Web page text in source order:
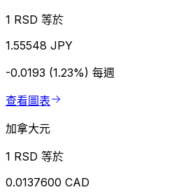
1 RSD 等於
1.55548 JPY
-0.0193 (1.23%) 每週
查看圖表
加拿大元
1 RSD 等於
0.0137600 CAD